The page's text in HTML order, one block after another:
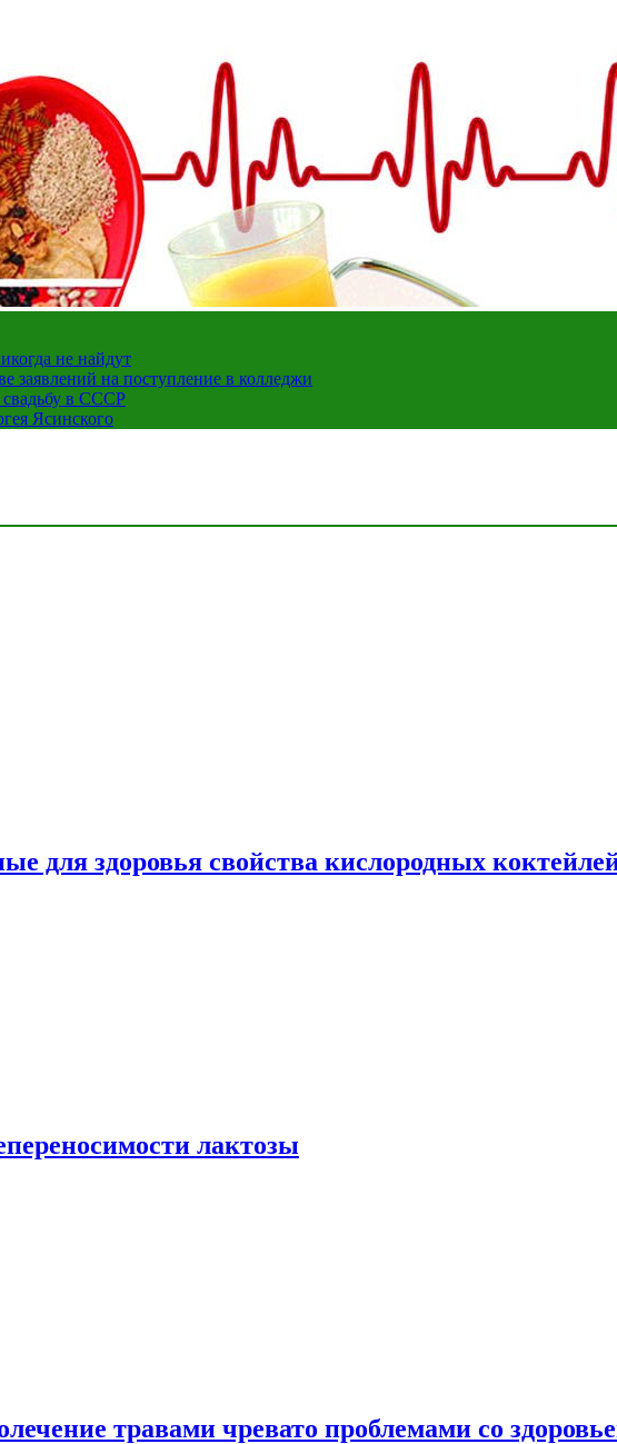
не найдут
заявлений на поступление в колледжи
свадьбу в СССР
Ясинского
для здоровья свойства кислородных
лактозы
травами чревато проблемами со